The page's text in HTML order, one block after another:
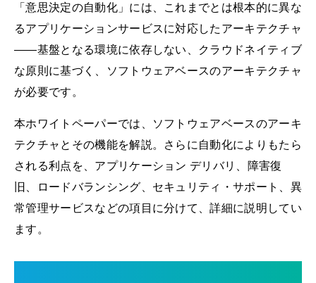
「意思決定の自動化」には、これまでとは根本的に異な
るアプリケーションサービスに対応したアーキテクチャ
――基盤となる環境に依存しない、クラウドネイティブ
な原則に基づく、ソフトウェアベースのアーキテクチャ
が必要です。
本ホワイトペーパーでは、ソフトウェアベースのアーキ
テクチャとその機能を解説。さらに自動化によりもたら
される利点を、アプリケーション デリバリ、障害復
旧、ロードバランシング、セキュリティ・サポート、異
常管理サービスなどの項目に分けて、詳細に説明してい
ます。